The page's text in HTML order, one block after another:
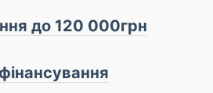
до 120 000грн
📌 До уваги